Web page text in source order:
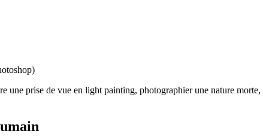
prise de vue en light painting, photographier une nature